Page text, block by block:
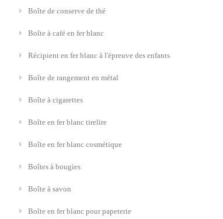
Boîte de conserve de thé
Boîte à café en fer blanc
Récipient en fer blanc à l'épreuve des enfants
Boîte de rangement en métal
Boîte à cigarettes
Boîte en fer blanc tirelire
Boîte en fer blanc cosmétique
Boîtes à bougies
Boîte à savon
Boîte en fer blanc pour papeterie